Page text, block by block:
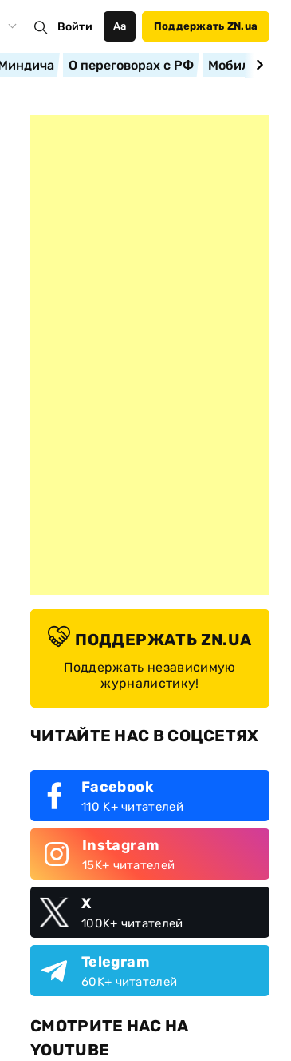
Войти Аа Поддержать ZN.ua
О переговорах с РФ
ПОДДЕРЖАТЬ ZN.UA
Поддержать независимую
журналистику!
ЧИТАЙТЕ НАС В СОЦСЕТЯХ
Facebook
110 K+ читателей
Instagram
15K+ читателей
X
100K+ читателей
Telegram
60K+ читателей
СМОТРИТЕ НАС НА
YOUTUBE